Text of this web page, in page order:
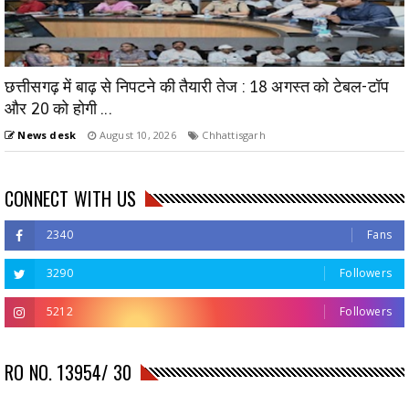
छत्तीसगढ़ में बाढ़ से निपटने की तैयारी तेज : 18 अगस्त को टेबल-टॉप
और 20 को होगी ...
News desk August 10, 2026 Chhattisgarh
CONNECT WITH US
2340 Fans
3290 Followers
5212 Followers
RO NO. 13954/ 30